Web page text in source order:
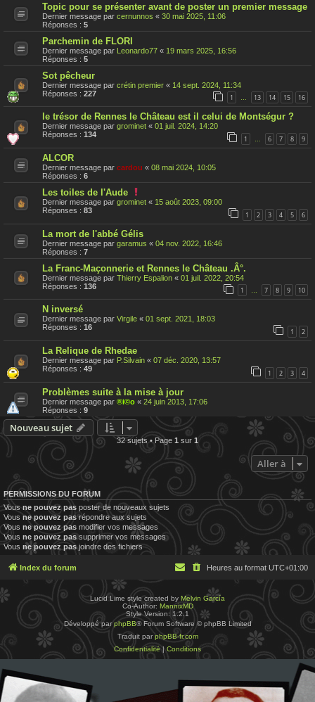
Topic pour se présenter avant de poster un premier message
Dernier message par cernunnos « 30 mai 2025, 11:06
Réponses : 5
Parchemin de FLORI
Dernier message par Leonardo77 « 19 mars 2025, 16:56
Réponses : 5
Sot pêcheur
Dernier message par crétin premier « 14 sept. 2024, 11:34
Réponses : 227 1 … 13 14 15 16
le trésor de Rennes le Château est il celui de Montségur ?
Dernier message par grominet « 01 juil. 2024, 14:20
Réponses : 134 1 6 7 8 9
ALCOR
Dernier message par cardou « 08 mai 2024, 10:05
Réponses : 6
Les toiles de l'Aude
e
s
e
t
t
é
r
o
Dernier message par grominet « 15 août 2023, 09:00
Réponses : 83 1 2 3 4 5 6
La mort de l'abbé Gélis
Dernier message par garamus « 04 nov. 2022, 16:46
Réponses : 7
La Franc-Maçonnerie et Rennes le Château .Â°.
Dernier message par Thierry Espalion « 01 juil. 2022, 20:54
Réponses : 136 1 … 7 8 9 10
N inversé
Dernier message par Virgile « 01 sept. 2021, 18:03
Réponses : 16 1 2
La Relique de Rhedae
Dernier message par P.Silvain « 07 déc. 2020, 13:57
Réponses : 49 1 2 3 4
Problèmes suite à la mise à jour
Dernier message par ®i©o « 24 juin 2013, 17:06
Réponses : 9
Nouveau sujet
32 sujets • Page 1 sur 1
Aller à
PERMISSIONS DU FORUM
Vousne pouvez pas poster de nouveaux sujets
Vousne pouvez pasrépondre aux sujets
Vous ne pouvez pas modifier vos messages
Vous ne pouvez passupprimer vos messages
Vous ne pouvez pasjoindre des fichiers
Index du forum Heures au format UTC+01:00
Lucid Lime style created by Melvin García
Co-Author: MannixMD
Style Version: 1.2.1
Développé parphpBB® Forum Software © phpBB Limited
Traduit parphpBB-fr.com
Confidentialité|Conditions